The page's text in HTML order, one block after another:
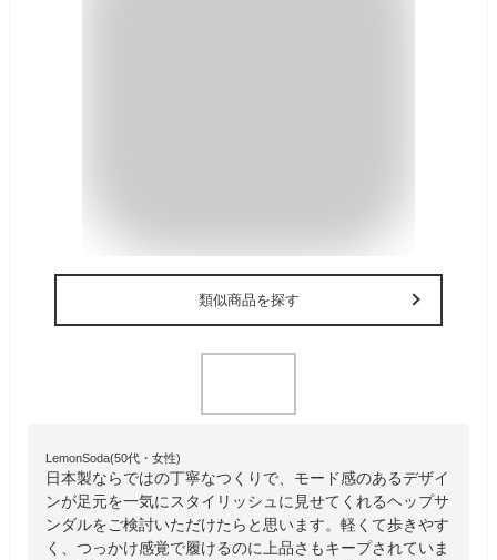
類似商品を探す
LemonSoda(50代・女性)
日本製ならではの丁寧なつくりで、モード感のあるデザイ
ンが足元を一気にスタイリッシュに見せてくれるヘップサ
ンダルをご検討いただけたらと思います。軽くて歩きやす
く、つっかけ感覚で履けるのに上品さもキープされていま